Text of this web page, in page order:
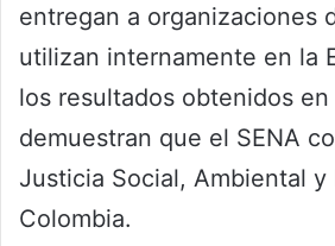
entregan a organizaciones
utilizan internamente en la
los resultados obtenidos
demuestran que el SENA
Justicia Social, Ambiental y
Colombia.